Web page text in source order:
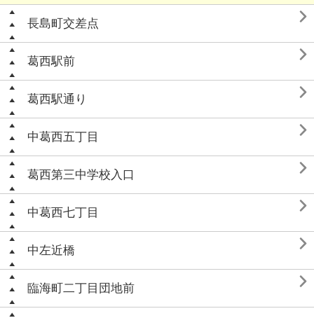
長島町交差点 
葛西駅前 
葛西駅通り 
中葛西五丁目 
葛西第三中学校入口 
中葛西七丁目 
中左近橋 
臨海町二丁目団地前 